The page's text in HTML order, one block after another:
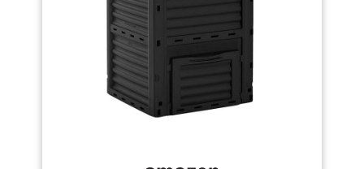
décomposition naturelle des
déchets biologiques. MONTAGE
FACILE : Notre composteur peut
etre monté en seulement 3
minutes. Vous n’avez pas
besoin d’utiliser d’outils. Une
notice de montage claire et
simple est fournie dans le
carton. Vous pourrez ainsi le
déplacer facilement. GRANDE
décomposition naturelle des
Conçu en polypropylène, un
matériau connu pour sa
résistance, ce composteur est
également résistant aux
intempéries et aux rayons UV,